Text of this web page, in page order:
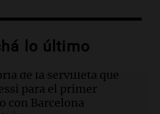
y su familia
lo último
de la servilleta que
para el primer
con Barcelona